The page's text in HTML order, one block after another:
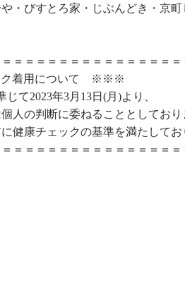
・びすとろ家・じぶんどき・京
＝＝＝＝＝＝＝＝＝＝＝＝＝＝＝
ク着用について ※※※
て2023年3月13日(月)より、
人の判断に委ねることとしており
健康チェックの基準を満たしてお
＝＝＝＝＝＝＝＝＝＝＝＝＝＝＝